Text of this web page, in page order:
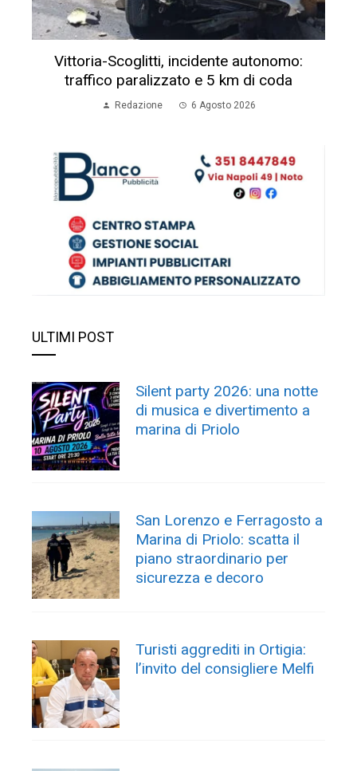
Vittoria-Scoglitti, incidente autonomo:
traffico paralizzato e 5 km di coda
Redazione 6 Agosto 2026
ULTIMI POST
Silent party 2026: una notte
di musica e divertimento a
marina di Priolo
San Lorenzo e Ferragosto a
Marina di Priolo: scatta il
piano straordinario per
sicurezza e decoro
Turisti aggrediti in Ortigia:
l’invito del consigliere Melfi